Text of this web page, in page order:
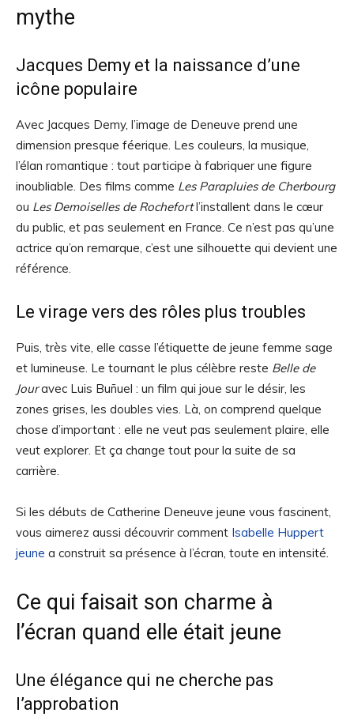
mythe
Jacques Demy et la naissance d’une
icône populaire
Avec Jacques Demy, l’image de Deneuve prend une
dimension presque féerique. Les couleurs, la musique,
l’élan romantique : tout participe à fabriquer une figure
inoubliable. Des films comme Les Parapluies de Cherbourg
ou Les Demoiselles de Rochefortl’installent dans le cœur
du public, et pas seulement en France. Ce n’est pas qu’une
actrice qu’on remarque, c’est une silhouette qui devient une
référence.
Le virage vers des rôles plus troubles
Puis, très vite, elle casse l’étiquette de jeune femme sage
et lumineuse. Le tournant le plus célèbre reste Belle de
Jouravec Luis Buñuel : un film qui joue sur le désir, les
zones grises, les doubles vies. Là, on comprend quelque
chose d’important : elle ne veut pas seulement plaire, elle
veut explorer. Et ça change tout pour la suite de sa
carrière.
Si les débuts de Catherine Deneuve jeune vous fascinent,
vous aimerez aussi découvrir comment Isabelle Huppert
jeune a construit sa présence à l’écran, toute en intensité.
Ce qui faisait son charme à
l’écran quand elle était jeune
Une élégance qui ne cherche pas
l’approbation